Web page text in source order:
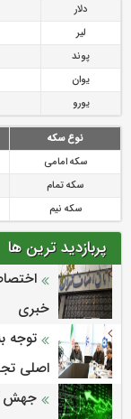
دلار
لیر
پوند
یوان
یورو
نوع سکه
سکه امامی
سکه تمام
سکه نیم
پربازدید ترین ها
خبری
توجه
اصلی
جهش ۱۲۳ هزار واحدی شاخص بورس